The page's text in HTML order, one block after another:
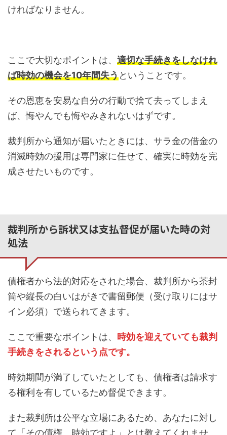
ければなりません。
ここで大切なポイントは、 適切な手続きをしなけれ
ば時効の機会を10年間失うということです。
その恩恵を安易な自分の行動で捨て去ってしまえ
ば、悔やんでも悔やみきれないはずです。
裁判所から通知が届いたときには、サラ金の借金の
消滅時効の援用は専門家に任せて、確実に時効を完
成させたいものです。
裁判所から訴状又は支払督促が届いた時の対
処法
債権者から法的対応をされた場合、裁判所から茶封
筒や縦長の白いはがきで書留郵便（受け取りにはサ
イン必須）で送られてきます。
ここで重要なポイントは、
時効を迎えていても裁判
手続きをされるという点です。
時効期間が満了していたとしても、債権者は請求す
る権利を有しているため督促できます。
また裁判所は公平な立場にあるため、あなたに対し
て「その債権、時効ですよ」とは教えてくれませ